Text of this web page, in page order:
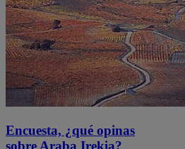
Encuesta, ¿qué opinas
sobre Araba Irekia?